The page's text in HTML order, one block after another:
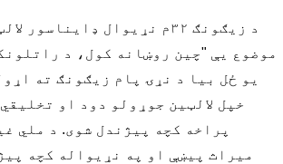
د زیګونګ ۳۲م نړیوال
موضوع یې "چین روښانه کول، د
یو ځل بیا د نړۍ پام زیګونګ ته
خپل لالټین جوړولو دود او
پراخه کچه پیژندل شوی. د ملي
میراث پیښې او په نړیواله کچه